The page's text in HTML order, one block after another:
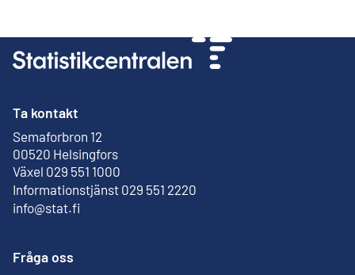
Ta kontakt
Semaforbron 12
00520 Helsingfors
Extern länk
Växel 029 551 1000
Informationstjänst 029 551 2220
info@stat.fi
Fråga oss